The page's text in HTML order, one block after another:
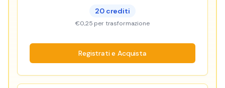
20crediti
€0,25 per trasformazione
Registrati e Acquista